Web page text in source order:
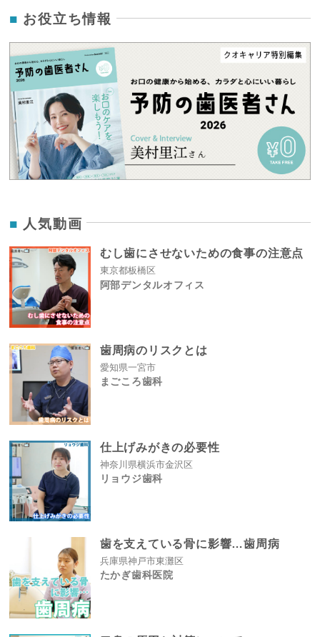
お役立ち情報
人気動画
むし歯にさせないための食事の注意点
東京都板橋区
阿部デンタルオフィス
歯周病のリスクとは
愛知県一宮市
まごころ歯科
仕上げみがきの必要性
神奈川県横浜市金沢区
リョウジ歯科
歯を支えている骨に影響…歯周病
兵庫県神戸市東灘区
たかぎ歯科医院